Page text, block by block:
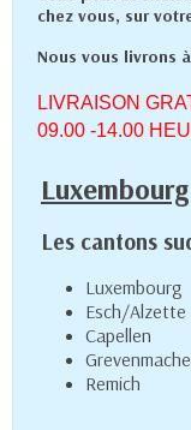
chez vous, sur
Nous vous livrons
LIVRAISON
09.00 -14.00
Luxembourg
Les cantons
Luxembourg
Esch/Alzette
Capellen
Remich